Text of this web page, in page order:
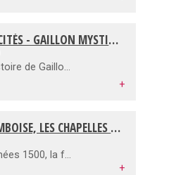
MÉMOIRES DES DEUX CITÉS - GAILLON MYSTIQUE
La face cachée de l'histoire de Gaillon, qui vous sera contée ici, va vous révéler des évènements que nul n'a su découvrir et dont certains ne voulaient entendre parler. A Gaillon comme ailleurs, quand les pierres parlent on les fait disparaître. Mais les murs ont des oreilles et ils raisonnent encore aujourd'hui des frasques et complots en tout genre qui ont modelé la France d'hier… jusqu'à aujourd'hui. L'œuvre de Maurice Leblanc n'a-t-elle été qu'une suite de romans populaires ? Ou Arsène Lupin et ses autres héros furent-ils des faire-valoir désignés pour crypter et délivrer un message codé connu de quelques sociétés secrètes ? Cet ouvrage s'adresse à tous les passionnés férus d'énigmes historiques.
+
L'ART DES FRÈRES D'AMBOISE, LES CHAPELLES DE GAILLON ET DE L'HÔTEL DE CLUNY
Dans la France des années 1500, la famille d'Amboise détient les plus hautes charges au sein du clergé ; Georges d'Amboise, cardinal-archevêque de Rouen et légat du pape, remplit le rôle de premier ministre auprès du roi Louis XII. Les chapelles édifiées par Jacques d'Amboise dans l'hôtel des abbés de Cluny à Paris et par Georges d'Amboise au château des archevêques de Rouen à Gaillon représentent en conséquence un témoignage artistique majeur pour la période. L'architecture, la sculpture, mais aussi la peinture murale, le vitrail, les boiseries sculptées retracent les fastes liturgiques de la famille d'Amboise. C'est en effet aux meilleurs artistes de l'époque, français et italiens, que s'adresse le mécénat de ces prélats, porteur de la modernité d'une période charnière entre le Moyen Age et la Renaissance.
+